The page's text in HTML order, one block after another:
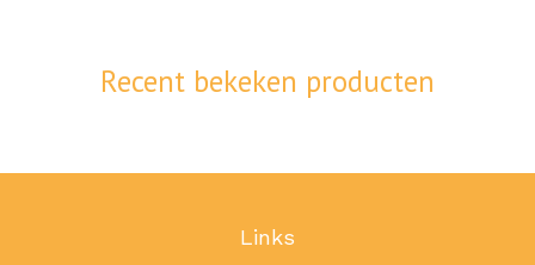
Recent bekeken producten
Links